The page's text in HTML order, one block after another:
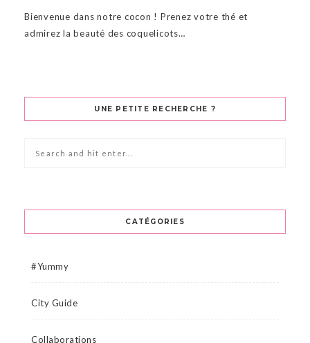
Bienvenue dans notre cocon ! Prenez votre thé et
admirez la beauté des coquelicots…
UNE PETITE RECHERCHE ?
CATÉGORIES
#Yummy
City Guide
Collaborations